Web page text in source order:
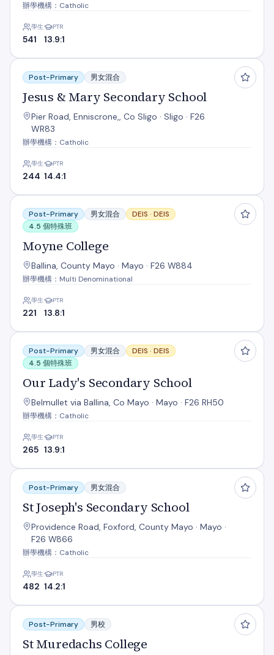
辦學機構：Catholic
學生
541
PTR
13.9:1
Jesus & Mary Secondary School
Post-Primary 男女混合
Jesus & Mary Secondary School
Pier Road, Enniscrone,, Co Sligo · Sligo · F26
WR83
辦學機構：Catholic
學生
244
PTR
14.4:1
Moyne College
Post-Primary 男女混合 DEIS · DEIS
4.5 個特殊班
Moyne College
Ballina, County Mayo · Mayo · F26 W884
辦學機構：Multi Denominational
學生
221
PTR
13.8:1
Our Lady's Secondary School
Post-Primary 男女混合 DEIS · DEIS
4.5 個特殊班
Our Lady's Secondary School
Belmullet via Ballina, Co Mayo · Mayo · F26 RH50
辦學機構：Catholic
學生
265
PTR
13.9:1
St Joseph's Secondary School
Post-Primary 男女混合
St Joseph's Secondary School
Providence Road, Foxford, County Mayo · Mayo ·
F26 W866
辦學機構：Catholic
學生
482
PTR
14.2:1
St Muredachs College
Post-Primary 男校
St Muredachs College